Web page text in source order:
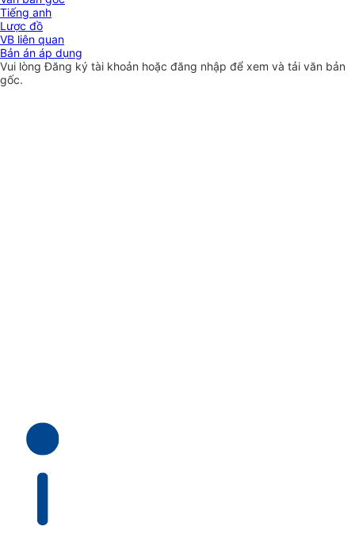
Tiếng anh
Lược đồ
VB liên quan
Bản án áp dụng
Vui lòngĐăng ký tài khoản hoặc đăng nhập để xem và tải văn bản
gốc.